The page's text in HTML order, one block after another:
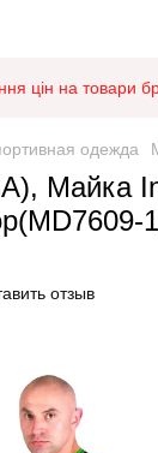
цін на товари
одежда
Майка
отзыв